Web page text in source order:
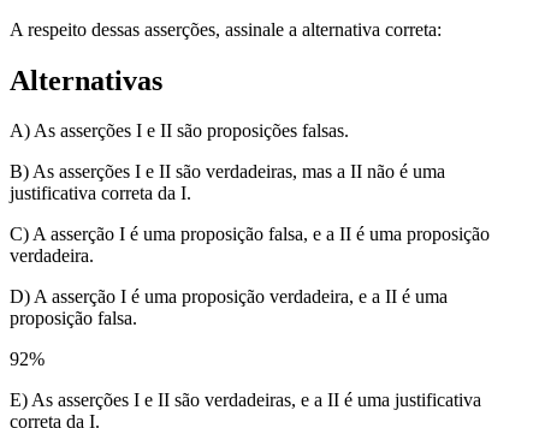
A respeito dessas asserções, assinale a alternativa correta:
Alternativas
A) As asserções I e II são proposições falsas.
B) As asserções I e II são verdadeiras, mas a II não é uma
justificativa correta da I.
C) A asserção I é uma proposição falsa, e a II é uma proposição
verdadeira.
D) A asserção I é uma proposição verdadeira, e a II é uma
proposição falsa.
92%
E) As asserções I e II são verdadeiras, e a II é uma justificativa
correta da I.